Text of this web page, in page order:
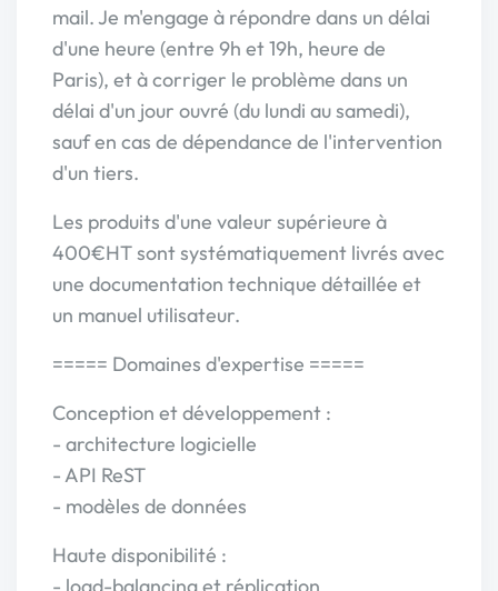
mail. Je m'engage à répondre dans un délai
d'une heure (entre 9h et 19h, heure de
Paris), et à corriger le problème dans un
délai d'un jour ouvré (du lundi au samedi),
sauf en cas de dépendance de l'intervention
d'un tiers.
Les produits d'une valeur supérieure à
400€HT sont systématiquement livrés avec
une documentation technique détaillée et
un manuel utilisateur.
===== Domaines d'expertise =====
Conception et développement :
- architecture logicielle
- API ReST
- modèles de données
Haute disponibilité :